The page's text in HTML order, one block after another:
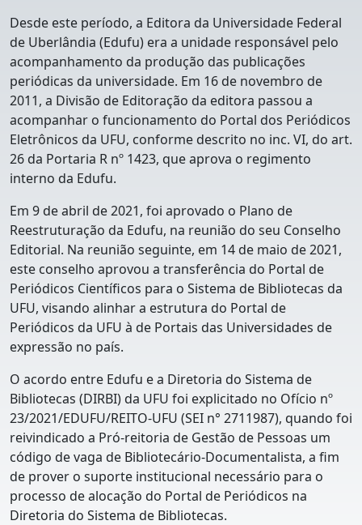
Desde este período, a Editora da Universidade Federal
de Uberlândia (Edufu) era a unidade responsável pelo
acompanhamento da produção das publicações
periódicas da universidade. Em 16 de novembro de
2011, a Divisão de Editoração da editora passou a
acompanhar o funcionamento do Portal dos Periódicos
Eletrônicos da UFU, conforme descrito no inc. VI, do art.
26 da Portaria R nº 1423, que aprova o regimento
interno da Edufu.
Em 9 de abril de 2021, foi aprovado o Plano de
Reestruturação da Edufu, na reunião do seu Conselho
Editorial. Na reunião seguinte, em 14 de maio de 2021,
este conselho aprovou a transferência do Portal de
Periódicos Científicos para o Sistema de Bibliotecas da
UFU, visando alinhar a estrutura do Portal de
Periódicos da UFU à de Portais das Universidades de
expressão no país.
O acordo entre Edufu e a Diretoria do Sistema de
Bibliotecas (DIRBI) da UFU foi explicitado no Ofício nº
23/2021/EDUFU/REITO-UFU (SEI n° 2711987), quando foi
reivindicado a Pró-reitoria de Gestão de Pessoas um
código de vaga de Bibliotecário-Documentalista, a fim
de prover o suporte institucional necessário para o
processo de alocação do Portal de Periódicos na
Diretoria do Sistema de Bibliotecas.